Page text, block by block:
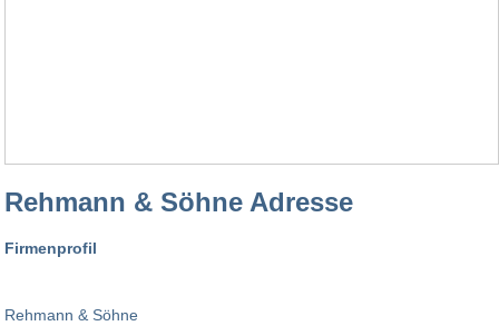
Rehmann & Söhne Adresse
Firmenprofil
Rehmann & Söhne